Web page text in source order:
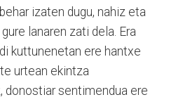
izaten dugu, nahiz eta
lanaren zati dela. Era
kuttunenetan ere hantxe
urtean ekintza
donostiar sentimendua ere